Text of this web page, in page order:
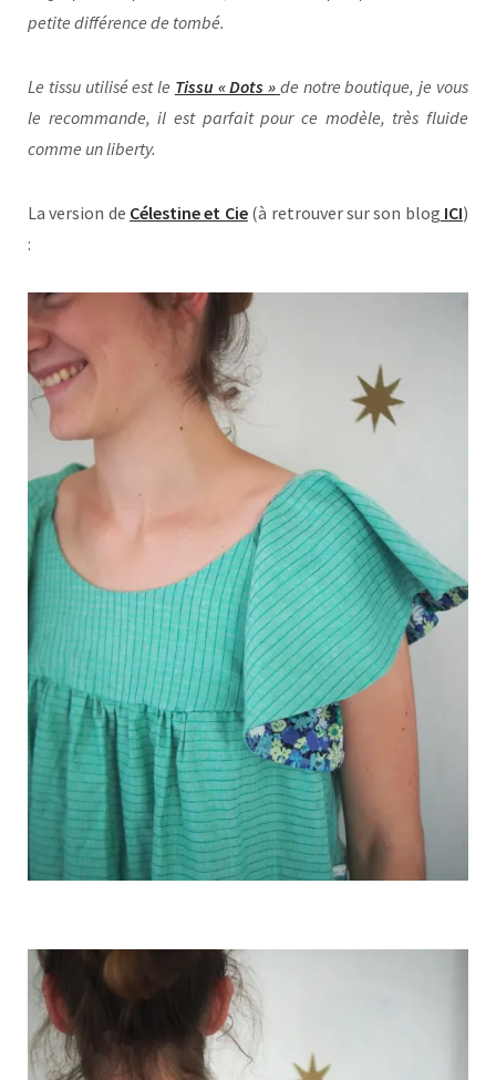
petite différence de tombé.
Le tissu utilisé est le Tissu « Dots » de notre boutique, je vous
le recommande, il est parfait pour ce modèle, très fluide
comme un liberty.
La version de Célestine et Cie(à retrouver sur son blog ICI)
: